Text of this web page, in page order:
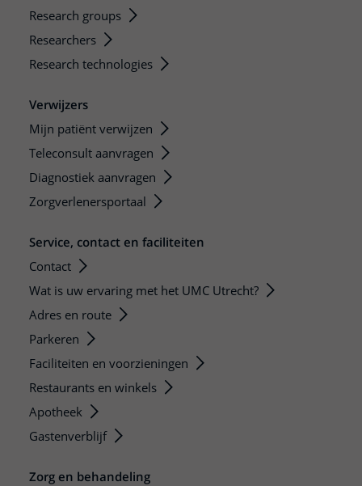
Research groups
Researchers
Research technologies
Verwijzers
Mijn patiënt verwijzen
Teleconsult aanvragen
Diagnostiek aanvragen
Zorgverlenersportaal
Service, contact en faciliteiten
Contact
Wat is uw ervaring met het UMC Utrecht?
Adres en route
Parkeren
Faciliteiten en voorzieningen
Restaurants en winkels
Apotheek
Gastenverblijf
Zorg en behandeling